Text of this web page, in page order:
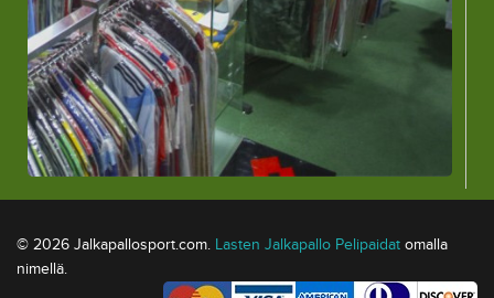
© 2026 Jalkapallosport.com. Lasten Jalkapallo Pelipaidat omalla
nimellä.